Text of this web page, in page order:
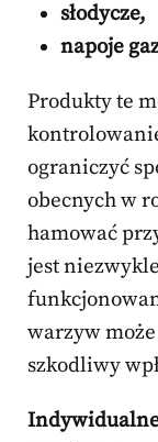
słodycze,
napoje
Produkty te
ograniczyć
obecnych w
hamować
jest
warzyw
szkodliwy